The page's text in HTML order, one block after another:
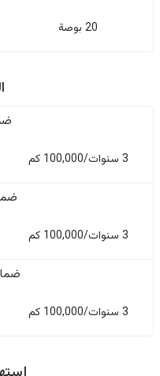
20 بوصة
3 سنوات/100,000 كم
3 سنوات/100,000 كم
3 سنوات/100,000 كم